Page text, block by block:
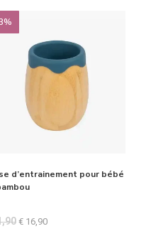
d’entrainement pour bébé
€16,90